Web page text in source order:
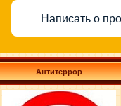
Написать о
Антитеррор